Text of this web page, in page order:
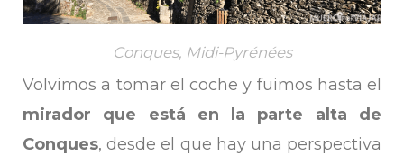
Conques, Midi-Pyrénées
Volvimos a tomar el coche y fuimos hasta el
mirador que está en la parte alta de
Conques, desde el que hay una perspectiva